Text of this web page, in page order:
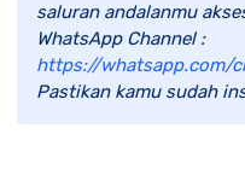
saluran andalanmu
WhatsApp Channel :
https://whatsapp.com/
Pastikan kamu sudah